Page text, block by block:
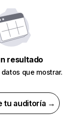
resultado
que mostrar.
tu auditoría →